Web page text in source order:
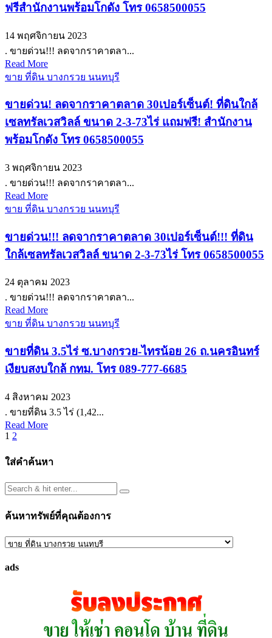
ฟรีสำนักงานพร้อมโกดัง โทร 0658500055
14 พฤศจิกายน 2023
. ขายด่วน!!! ลดจากราคาตลา...
Read More
ขาย ที่ดิน บางกรวย นนทบุรี
ขายด่วน! ลดจากราคาตลาด 30เปอร์เซ็นต์! ที่ดินใกล้
เซลทรัลเวสวิลล์ ขนาด 2-3-73ไร่ แถมฟรี! สำนักงาน
พร้อมโกดัง โทร 0658500055
3 พฤศจิกายน 2023
. ขายด่วน!!! ลดจากราคาตลา...
Read More
ขาย ที่ดิน บางกรวย นนทบุรี
ขายด่วน!!! ลดจากราคาตลาด 30เปอร์เซ็นต์!!! ที่ดิน
ใกล้เซลทรัลเวสวิลล์ ขนาด 2-3-73ไร่ โทร 0658500055
24 ตุลาคม 2023
. ขายด่วน!!! ลดจากราคาตลา...
Read More
ขาย ที่ดิน บางกรวย นนทบุรี
ขายที่ดิน 3.5ไร่ ซ.บางกรวย-ไทรน้อย 26 ถ.นครอินทร์
เงียบสงบใกล้ กทม. โทร 089-777-6685
4 สิงหาคม 2023
. ขายที่ดิน 3.5 ไร่ (1,42...
Read More
Posts
pagination
1 2
ใส่คำค้นหา
ค้นหาทรัพย์ที่คุณต้องการ
ค้นหา
ที่
ads